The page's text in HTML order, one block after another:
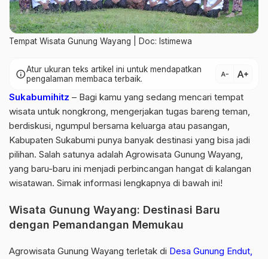
Tempat Wisata Gunung Wayang | Doc: Istimewa
infoAtur ukuran teks artikel ini untuk mendapatkan
pengalaman membaca terbaik.
text_decrease text_increase
Sukabumihitz – Bagi kamu yang sedang mencari tempat
wisata untuk nongkrong, mengerjakan tugas bareng teman,
berdiskusi, ngumpul bersama keluarga atau pasangan,
Kabupaten Sukabumi punya banyak destinasi yang bisa jadi
pilihan. Salah satunya adalah Agrowisata Gunung Wayang,
yang baru-baru ini menjadi perbincangan hangat di kalangan
wisatawan. Simak informasi lengkapnya di bawah ini!
Wisata Gunung Wayang: Destinasi Baru
dengan Pemandangan Memukau
Agrowisata Gunung Wayang terletak di Desa Gunung Endut,